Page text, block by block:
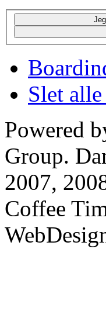
Slet
Powered
Group.
2007,
Coffee